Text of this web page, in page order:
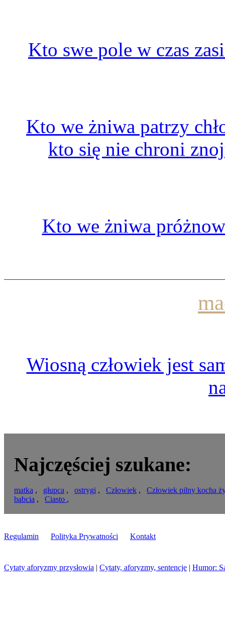
Kto swe pole w czas
Kto we żniwa patrzy
kto się nie chroni
Kto we żniwa
Wiosną człowiek jest
Najczęściej szukane:
matka , głupca , ostrygi , Człowiek , Człowiek pilny kocha
babcia , Ciasto ,
Regulamin Polityka Prywatności Kontakt
Cytaty aforyzmy przysłowia | Cytaty, aforyzmy, sentencje | Humor: